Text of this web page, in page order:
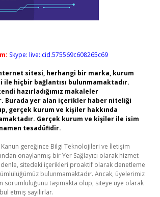
Skype: live:.cid.575569c608265c69
sitesi, herhangi bir marka, kurum
ile hiçbir bağlantısı bulunmamaktadır.
hazırladığımız makaleler
Burada yer alan içerikler haber niteliği
gerçek kurum ve kişiler hakkında
Gerçek kurum ve kişiler ile isim
tesadüfidir.
Kanun gereğince Bilgi Teknolojileri ve İletişim
onaylanmış bir Yer Sağlayıcı olarak hizmet
sitedeki içerikleri proaktif olarak denetleme
bulunmamaktadır. Ancak, üyelerimiz
sorumluluğunu taşımakta olup, siteye üye olarak
etmiş sayılırlar.